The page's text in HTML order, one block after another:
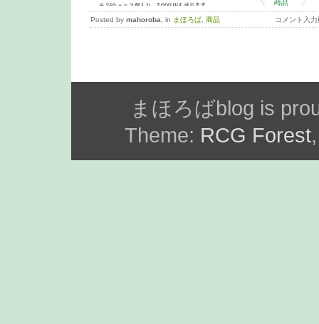
Posted by mahoroba , in まほろば 商品 コメント入力
まほろばblog is
Theme: RCG Forest